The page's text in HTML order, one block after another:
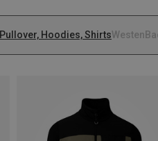
Pullover, Hoodies, ShirtsWesten